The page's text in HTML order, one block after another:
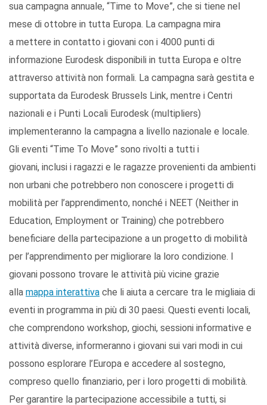
sua campagna annuale, “Time to Move”, che si tiene nel
mese di ottobre in tutta Europa. La campagna mira
a mettere in contatto i giovani con i 4000 punti di
informazione Eurodesk disponibili in tutta Europa e oltre
attraverso attività non formali. La campagna sarà gestita e
supportata da Eurodesk Brussels Link, mentre i Centri
nazionali e i Punti Locali Eurodesk (multipliers)
implementeranno la campagna a livello nazionale e locale.
Gli eventi “Time To Move” sono rivolti a tutti i
giovani, inclusi i ragazzi e le ragazze provenienti da ambienti
non urbani che potrebbero non conoscere i progetti di
mobilità per l’apprendimento, nonché i NEET (Neither in
Education, Employment or Training) che potrebbero
beneficiare della partecipazione a un progetto di mobilità
per l’apprendimento per migliorare la loro condizione. I
giovani possono trovare le attività più vicine grazie
alla mappa interattiva che li aiuta a cercare tra le migliaia di
eventi in programma in più di 30 paesi. Questi eventi locali,
che comprendono workshop, giochi, sessioni informative e
attività diverse, informeranno i giovani sui vari modi in cui
possono esplorare l’Europa e accedere al sostegno,
compreso quello finanziario, per i loro progetti di mobilità.
Per garantire la partecipazione accessibile a tutti, si